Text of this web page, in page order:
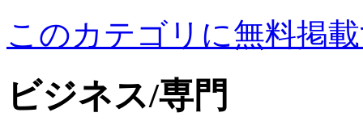
このカテゴリに無料掲
ビジネス/専門